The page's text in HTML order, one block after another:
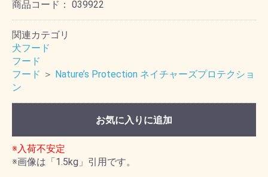
商品コード： 039922
関連カテゴリ
犬フード
フード
フード ＞ Nature’s Protection ネイチャーズプロテクショ
ン
お気に入りに追加
※入荷不安定
※画像は「1.5kg」引用です。